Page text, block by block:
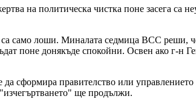
на политическа чистка поне засега
само лоши. Миналата седмица ВСС реши,
поне донякъде спокойни. Освен ако г-н
сформира правителство или
ще продължи.